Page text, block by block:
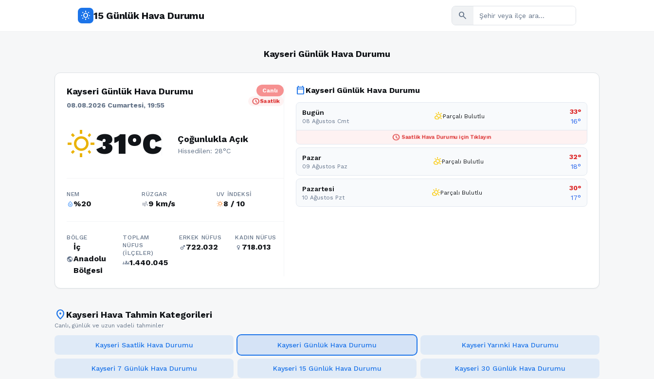
wb_sunny 15 Günlük Hava Durumu search
Kayseri Günlük Hava Durumu
Kayseri Günlük Hava Durumu
08.08.2026 Cumartesi, 19:55
Canlı
scheduleSaatlik
wb_sunny31°C Çoğunlukla Açık
Hissedilen: 28°C
NEM
humidity_percentage%20
RÜZGAR
air9 km/s
UV İNDEKSI
wb_sunny8 / 10
BÖLGE
public
İç
Anadolu
Bölgesi
TOPLAM
NÜFUS
(İLÇELER)
groups1.440.045
ERKEK NÜFUS
male722.032
KADIN NÜFUS
female 718.013
calendar_today Kayseri Günlük Hava Durumu
Bugün
08 Ağustos Cmt partly_cloudy_dayParçalı Bulutlu
33°
16°
schedule Saatlik Hava Durumu için Tıklayın
Pazar
09 Ağustos Paz partly_cloudy_dayParçalı Bulutlu
32°
18°
Pazartesi
10 Ağustos Pzt partly_cloudy_dayParçalı Bulutlu
30°
17°
location_on Kayseri Hava Tahmin Kategorileri
Canlı, günlük ve uzun vadeli tahminler
Kayseri Saatlik Hava Durumu Kayseri Günlük Hava Durumu Kayseri Yarınki Hava Durumu
Kayseri 7 Günlük Hava Durumu Kayseri 15 Günlük Hava Durumu Kayseri 30 Günlük Hava Durumu